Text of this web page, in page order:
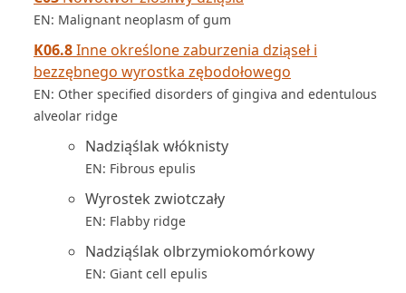
EN: Malignant neoplasm of gum
K06.8Inne określone zaburzenia dziąseł i
bezzębnego wyrostka zębodołowego
EN: Other specified disorders of gingiva and edentulous
alveolar ridge
Nadziąślak włóknisty
EN: Fibrous epulis
Wyrostek zwiotczały
EN: Flabby ridge
Nadziąślak olbrzymiokomórkowy
EN: Giant cell epulis